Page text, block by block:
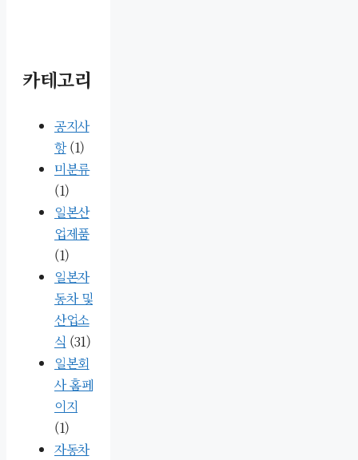
카테고리
공지사
항(1)
미분류
(1)
일본산
업제품
(1)
일본자
동차 및
산업소
식 (31)
일본회
사 홈페
이지
(1)
자동차